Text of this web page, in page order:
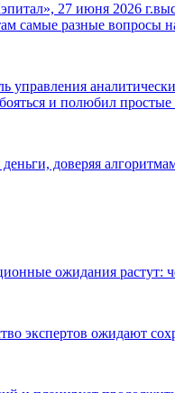
27 июня 2026
самые разные вопросы
управления
и полюбил
доверяя
ожидания
экспертов ожидают